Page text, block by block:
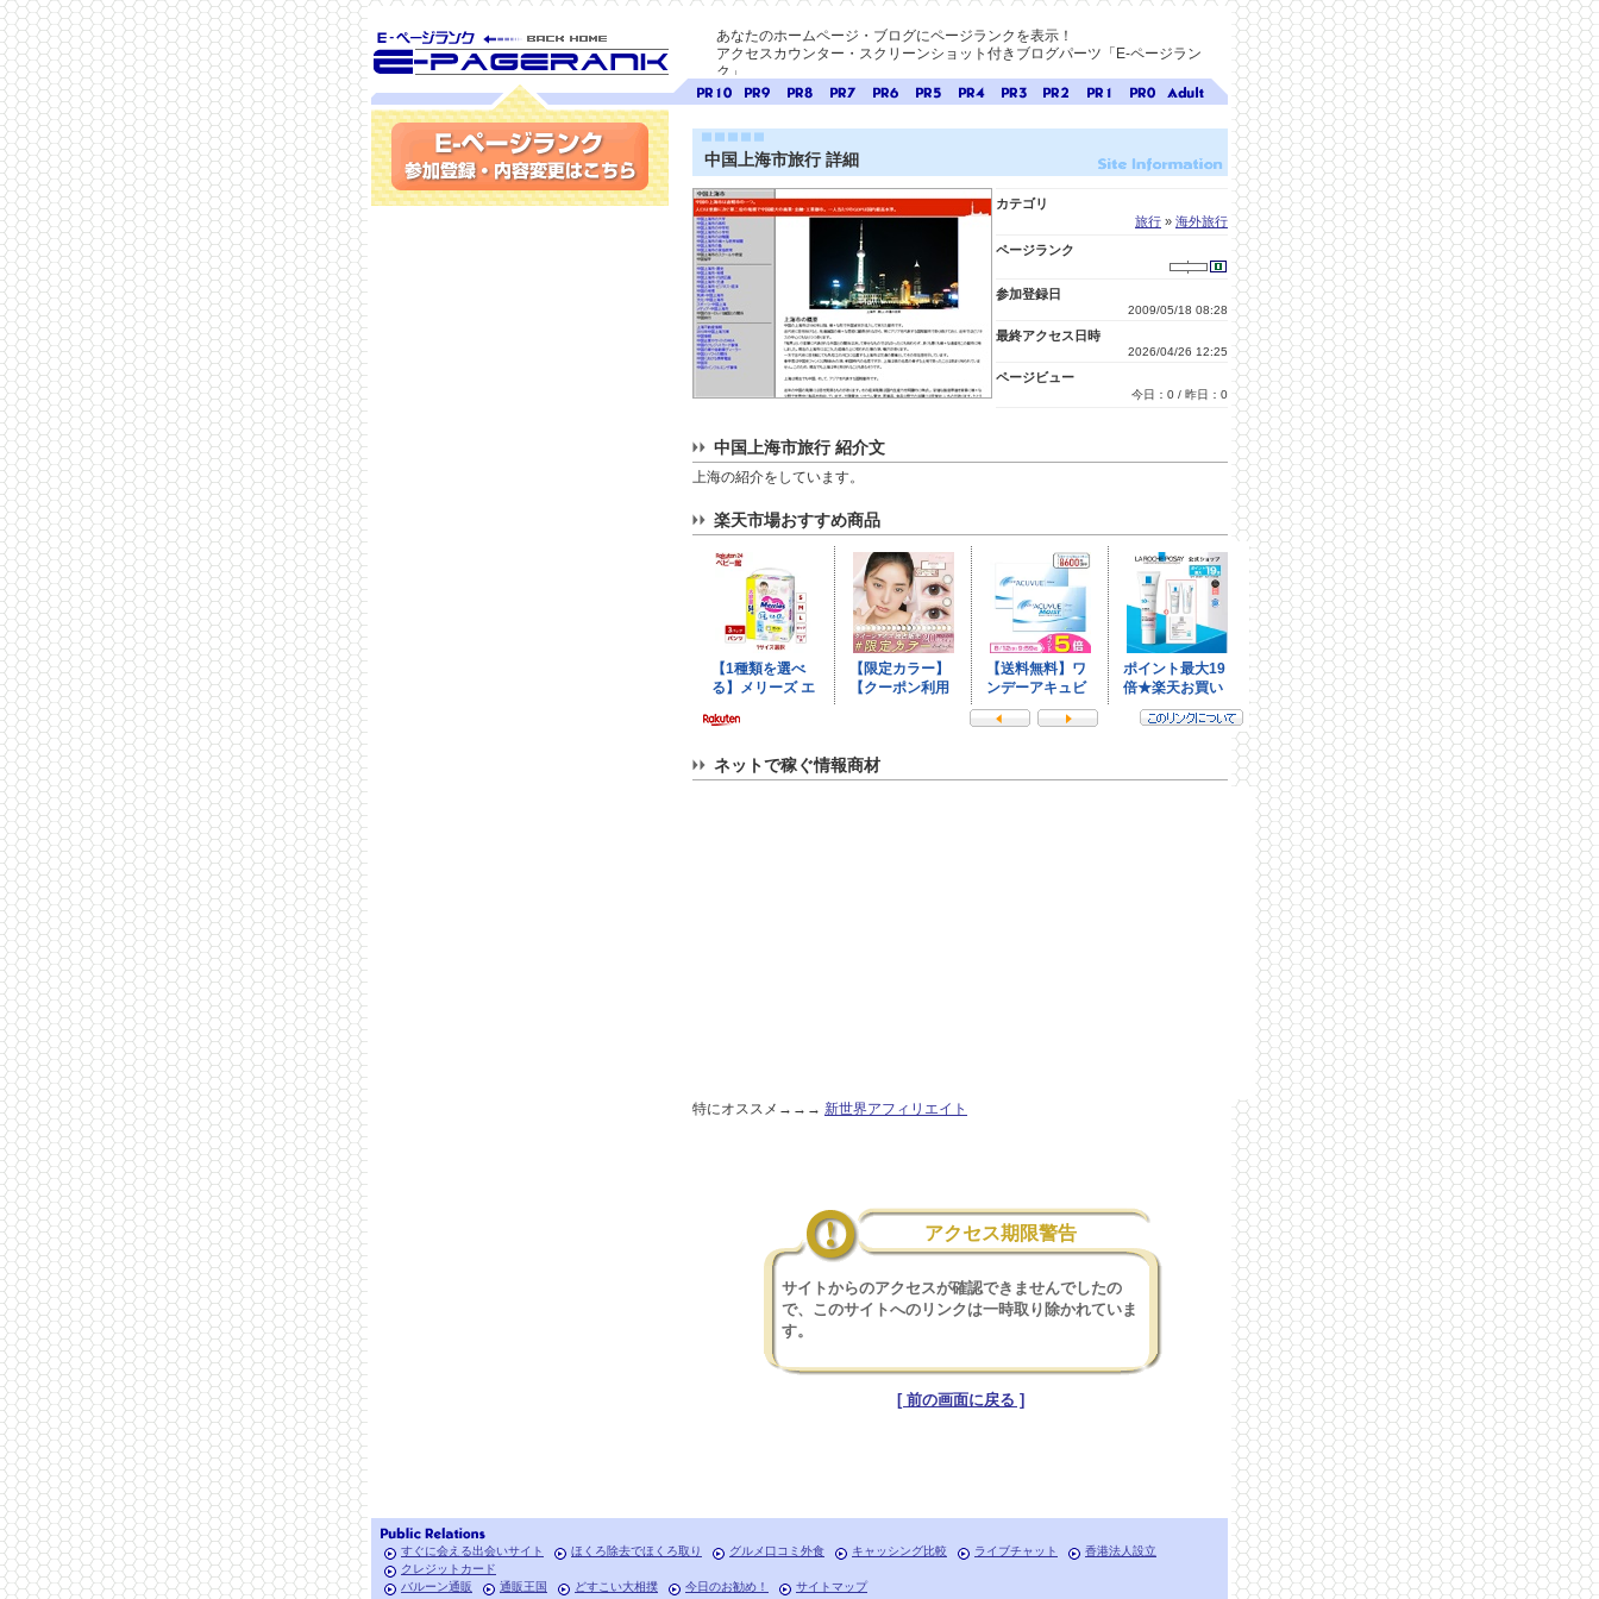
SEO対策に E-ページ
ランク
あなたのホームページ・ブログにページランクを表示！
アクセスカウンター・スクリーンショット付きブログパーツ「E-ページラン
ク」
ランク
10
ランク
9
ランク
8
ランクランクランクランクランクランクランクランクダルト
検索
A-ペー
ク
中国上海市旅行 詳細
カテゴリ
旅行 » 海外旅行
ページランク
参加登録日
2009/05/18 08:28
最終アクセス日時
2026/04/26 12:25
ページビュー
今日：0 / 昨日：0
中国上海市旅行 紹介文
上海の紹介をしています。
楽天市場おすすめ商品
ネットで稼ぐ情報商材
特にオススメ→→→ 新世界アフィリエイト
アクセス期限警告
サイトからのアクセスが確認できませんでしたの
で、このサイトへのリンクは一時取り除かれていま
す。
[ 前の画面に戻る ]
参加登録(無料)・内容変更
すぐに会える出会いサイト ほくろ除去でほくろ取り グルメ口コミ外食 キャッシング比較 ライブチャット
香港法人設立
クレジットカード
バルーン通販
通販王国 どすこい大相撲 今日のお勧め！ サイトマップ